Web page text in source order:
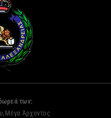
δωρεά των:
Άρχοντος